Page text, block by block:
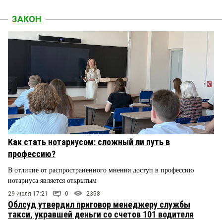
ЗАКОН
Как стать нотариусом: сложный ли путь в
профессию?
В отличие от распространенного мнения доступ в профессию
нотариуса является открытым
29 июля 17:21 0 2358
Облсуд утвердил приговор менеджеру службы
такси, укравшей деньги со счетов 101 водителя